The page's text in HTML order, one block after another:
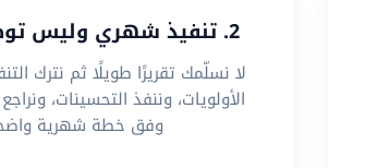
2. تنفيذ شهري وليس توصيات فقط
لا نسلّمك تقريرًا طويلًا ثم نترك
الأولويات، وننفذ التحسينات، ونراجع
وفق خطة شهرية